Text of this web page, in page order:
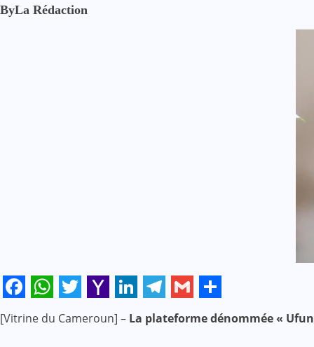
ByLa Rédaction
Facebook
WhatsApp
Twitter
Yahoo
Mail
LinkedIn
Telegram
GmailShare
[Vitrine du Cameroun] – La plateforme dénommée «